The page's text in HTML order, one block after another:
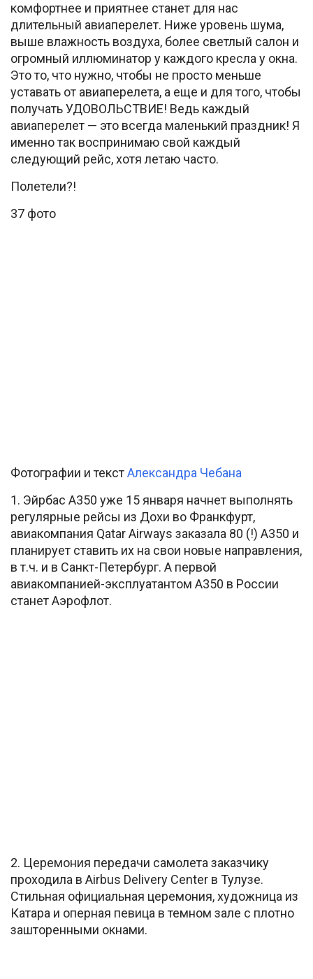
комфортнее и приятнее станет для нас
длительный авиаперелет. Ниже уровень шума,
выше влажность воздуха, более светлый салон и
огромный иллюминатор у каждого кресла у окна.
Это то, что нужно, чтобы не просто меньше
уставать от авиаперелета, а еще и для того, чтобы
получать УДОВОЛЬСТВИЕ! Ведь каждый
авиаперелет — это всегда маленький праздник! Я
именно так воспринимаю свой каждый
следующий рейс, хотя летаю часто.
Полетели?!
37 фото
Фотографии и текстАлександра Чебана
1. Эйрбас А350 уже 15 января начнет выполнять
регулярные рейсы из Дохи во Франкфурт,
авиакомпания Qatar Airways заказала 80 (!) А350 и
планирует ставить их на свои новые направления,
в т.ч. и в Санкт-Петербург. А первой
авиакомпанией-эксплуатантом А350 в России
станет Аэрофлот.
2. Церемония передачи самолета заказчику
проходила в Airbus Delivery Center в Тулузе.
Стильная официальная церемония, художница из
Катара и оперная певица в темном зале с плотно
зашторенными окнами.